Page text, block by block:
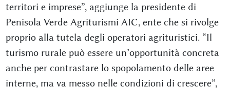
territori e imprese”, aggiunge la presidente di
Penisola Verde Agriturismi AIC, ente che si rivolge
proprio alla tutela degli operatori agrituristici. “Il
turismo rurale può essere un’opportunità concreta
anche per contrastare lo spopolamento delle aree
interne, ma va messo nelle condizioni di crescere”,